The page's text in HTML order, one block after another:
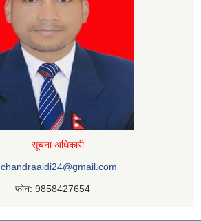
सूचना अधिकारी
chandraaidi24@gmail.com
फोन: 9858427654